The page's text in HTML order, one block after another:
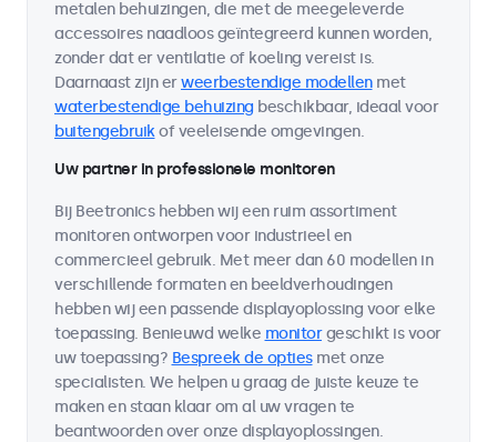
metalen behuizingen, die met de meegeleverde
accessoires naadloos geïntegreerd kunnen worden,
zonder dat er ventilatie of koeling vereist is.
Daarnaast zijn erweerbestendige modellenmet
waterbestendige behuizing beschikbaar, ideaal voor
buitengebruikof veeleisende omgevingen.
Uw partner in professionele monitoren
Bij Beetronics hebben wij een ruim assortiment
monitoren ontworpen voor industrieel en
commercieel gebruik. Met meer dan 60 modellen in
verschillende formaten en beeldverhoudingen
hebben wij een passende displayoplossing voor elke
toepassing. Benieuwd welke monitorgeschikt is voor
uw toepassing? Bespreek de optiesmet onze
specialisten. We helpen u graag de juiste keuze te
maken en staan klaar om al uw vragen te
beantwoorden over onze displayoplossingen.